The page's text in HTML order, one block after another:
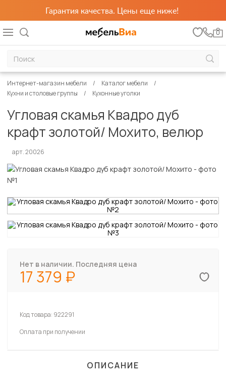
Гарантия качества. Цены еще ниже!
0
Интернет-магазин мебели
Каталог мебели
Кухни и столовые группы
Кухонные уголки
Угловая скамья Квадро дуб
крафт золотой/ Мохито, велюр
арт. 20026
Нет в наличии. Последняя цена
17 379
Код товара: 922291
Оплата при получении
ОПИСАНИЕ